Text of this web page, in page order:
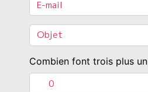
Combien font trois plus un